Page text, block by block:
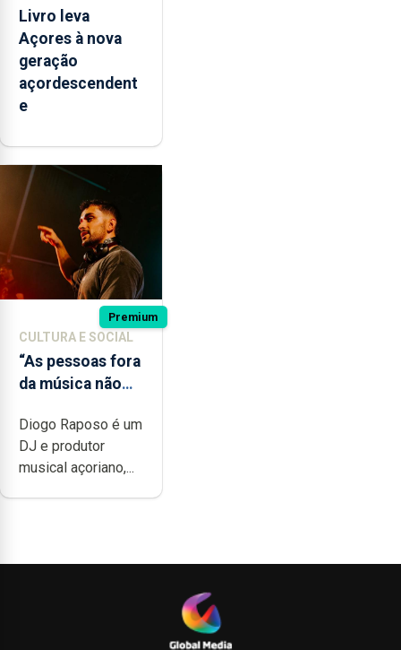
Livro leva
Açores à nova
geração
açordescendent
e
Premium
CULTURA E SOCIAL
“As pessoas fora
da música não
quão difícil é
produzir uma
música”
Diogo Raposo é um
DJ e produtor
musical açoriano,...